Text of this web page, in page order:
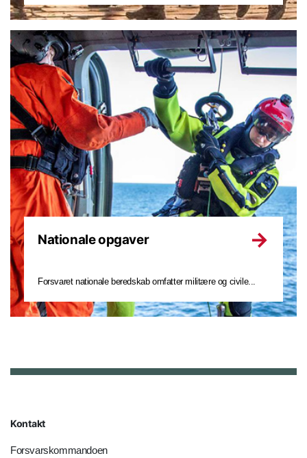
Nationale opgaver
Forsvaret nationale beredskab omfatter militære og civile...
Kontakt
Forsvarskommandoen